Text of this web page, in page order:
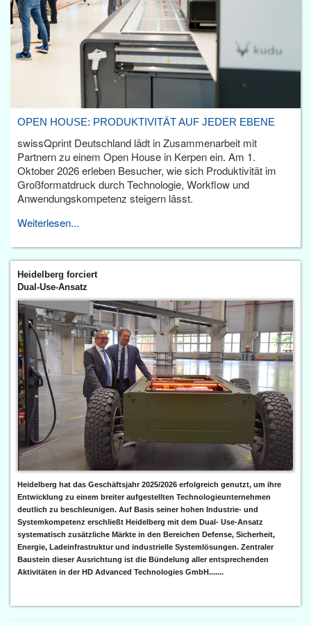
OPEN HOUSE: PRODUKTIVITÄT AUF JEDER EBENE
swissQprint Deutschland lädt in Zusammenarbeit mit
Partnern zu einem Open House in Kerpen ein. Am 1.
Oktober 2026 erleben Besucher, wie sich Produktivität im
Großformatdruck durch Technologie, Workflow und
Anwendungskompetenz steigern lässt.
Weiterlesen...
Heidelberg forciert
Dual-Use-Ansatz
Heidelberg hat das Geschäftsjahr 2025/2026 erfolgreich genutzt, um ihre
Entwicklung zu einem breiter aufgestellten Technologieunternehmen
deutlich zu beschleunigen. Auf Basis seiner hohen Industrie- und
Systemkompetenz erschließt Heidelberg mit dem Dual- Use-Ansatz
systematisch zusätzliche Märkte in den Bereichen Defense, Sicherheit,
Energie, Ladeinfrastruktur und industrielle Systemlösungen. Zentraler
Baustein dieser Ausrichtung ist die Bündelung aller entsprechenden
Aktivitäten in der HD Advanced Technologies GmbH.......